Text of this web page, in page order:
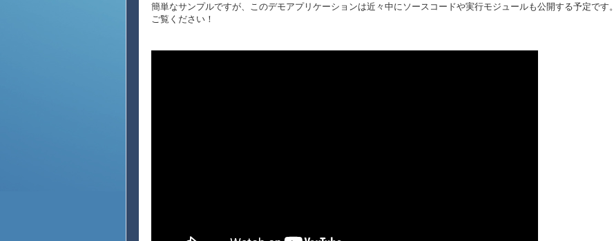
簡単なサンプルですが、このデモアプリケーションは近々中にソースコードや実行モジュールも公開する予定です。
ご覧ください！